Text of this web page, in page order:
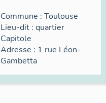
Commune : Toulouse
Lieu-dit : quartier
Capitole
Adresse : 1 rue Léon-
Gambetta